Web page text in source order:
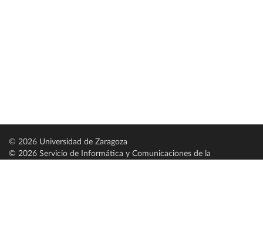
© 2026 Universidad de Zaragoza
© 2026 Servicio de Informática y Comunicaciones de la